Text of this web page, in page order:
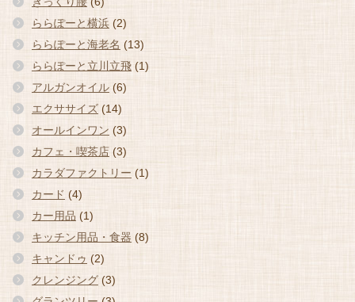
ららぽーと横浜 (2)
ららぽーと海老名 (13)
ららぽーと立川立飛 (1)
アルガンオイル (6)
エクササイズ (14)
オールインワン (3)
カフェ・喫茶店 (3)
カラダファクトリー (1)
カード (4)
カー用品 (1)
キッチン用品・食器 (8)
キャンドゥ (2)
クレンジング (3)